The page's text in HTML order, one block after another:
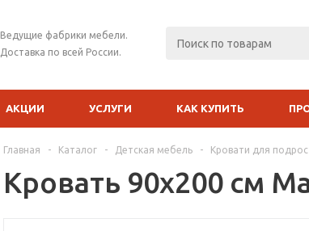
Ведущие фабрики мебели.
Доставка по всей России.
АКЦИИ УСЛУГИ КАК КУПИТЬ
Главная - Каталог - Детская мебель - Кровати для
Кровать 90х200 см